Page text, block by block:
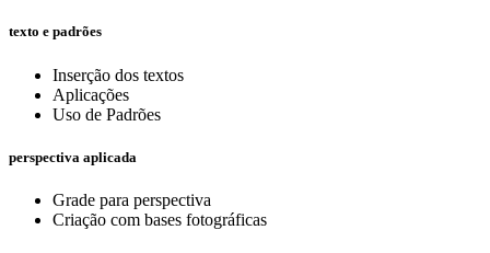
texto e padrões
Inserção dos textos
Aplicações
Uso de Padrões
perspectiva aplicada
Grade para perspectiva
Criação com bases fotográficas